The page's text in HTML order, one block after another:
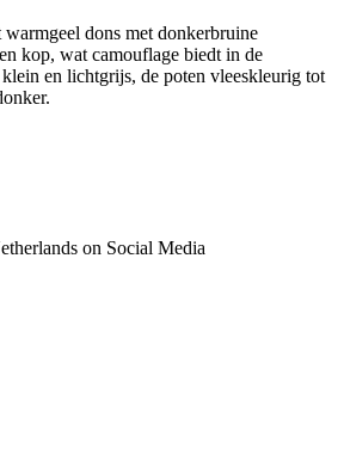
dons met donkerbruine
kop, wat camouflage biedt in de
en lichtgrijs, de poten vleeskleurig tot
on Social Media